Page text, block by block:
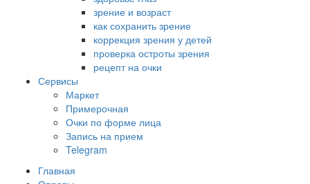
зрение и возраст
как сохранить зрение
коррекция зрения у детей
проверка остроты зрения
рецепт на очки
Сервисы
Маркет
Примерочная
Очки по форме лица
Запись на прием
Telegram
Главная